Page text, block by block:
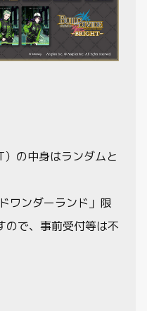
の中身はランダムと
ワンダーランド」限
ので、事前受付等は不